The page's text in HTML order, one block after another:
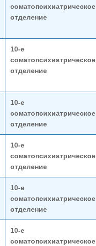
соматопсихиатрическое
отделение
10-е
соматопсихиатрическое
отделение
10-е
соматопсихиатрическое
отделение
10-е
соматопсихиатрическое
отделение
10-е
соматопсихиатрическое
отделение
10-е
соматопсихиатрическое